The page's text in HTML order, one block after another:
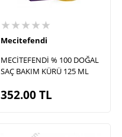
★★★★★
Mecitefendi
MECİTEFENDİ % 100 DOĞAL
SAÇ BAKIM KÜRÜ 125 ML
352.00TL